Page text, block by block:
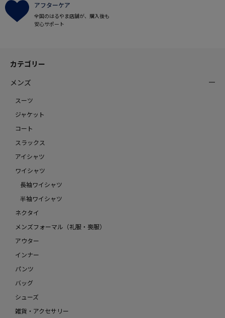
アフターケア
全国のはるやま店舗が、購入後も
安心サポート
カテゴリー
メンズ
スーツ
ジャケット
コート
スラックス
アイシャツ
ワイシャツ
長袖ワイシャツ
半袖ワイシャツ
ネクタイ
メンズフォーマル（礼服・喪服）
アウター
インナー
パンツ
バッグ
シューズ
雑貨・アクセサリー